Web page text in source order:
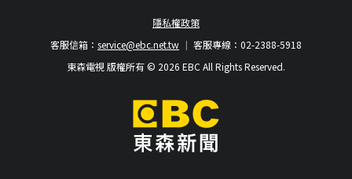
隱私權政策
客服專線：02-2388-5918
客服信箱： service@ebc.net.tw
東森電視 版權所有 © 2026 EBC All Rights Reserved.